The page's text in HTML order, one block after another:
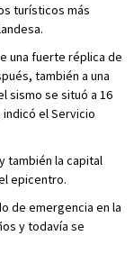
turísticos más
una fuerte réplica de
también a una
sismo se situó a 16
el Servicio
también la capital
epicentro.
de emergencia en la
y todavía se